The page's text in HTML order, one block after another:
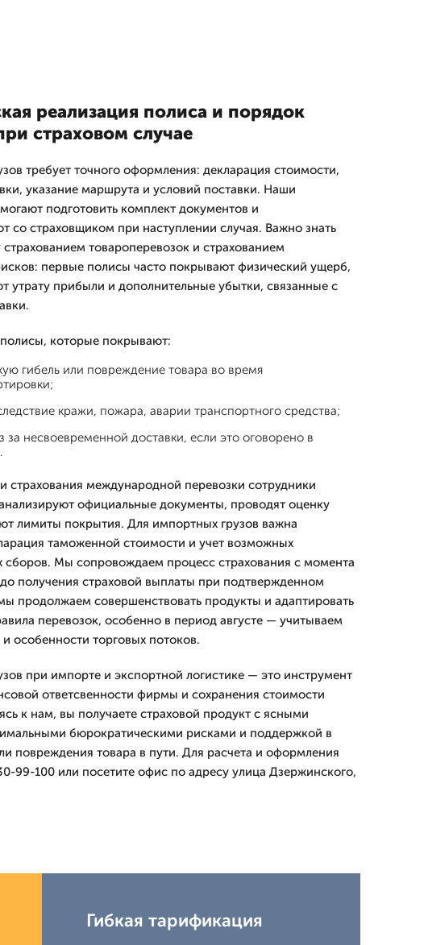
реализация полиса и порядок
страховом случае
требует точного оформления: декларация стоимости,
указание маршрута и условий поставки. Наши
подготовить комплект документов и
со страховщиком при наступлении случая. Важно знать
товароперевозок и страхованием
первые полисы часто покрывают физический ущерб,
утрату прибыли и дополнительные убытки, связанные с
которые покрывают:
гибель или повреждение товара во время
кражи, пожара, аварии транспортного средства;
за несвоевременной доставки, если это оговорено в
страхования международной перевозки сотрудники
официальные документы, проводят оценку
лимиты покрытия. Для импортных грузов важна
таможенной стоимости и учет возможных
сборов. Мы сопровождаем процесс страхования с момента
получения страховой выплаты при подтвержденном
продолжаем совершенствовать продукты и адаптировать
перевозок, особенно в период августе — учитываем
особенности торговых потоков.
при импорте и экспортной логистике — это инструмент
ответсвенности фирмы и сохранения стоимости
к нам, вы получаете страховой продукт с ясными
бюрократическими рисками и поддержкой в
повреждения товара в пути. Для расчета и оформления
99-100 или посетите офис по адресу улица Дзержинского,
Гибкая тарификация